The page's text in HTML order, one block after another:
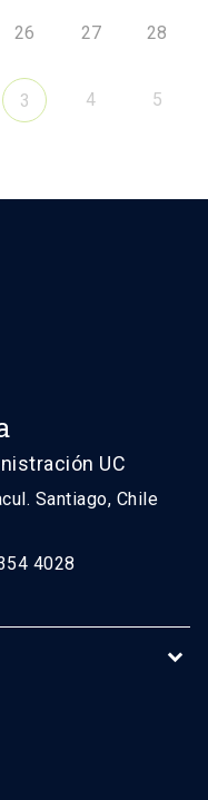
26 27 28
3 4 5
UC
Santiago, Chile
4028